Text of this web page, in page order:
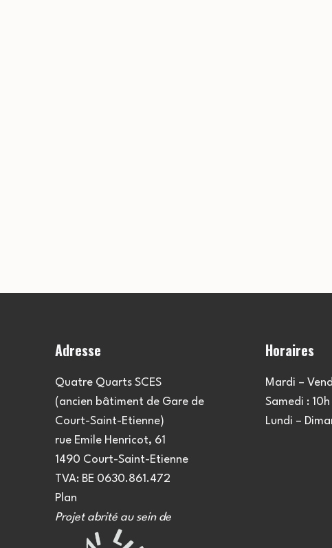
Adresse
Quatre Quarts SCES
(ancien bâtiment de Gare de
Court-Saint-Etienne)
rue Emile Henricot, 61
1490 Court-Saint-Etienne
TVA: BE 0630.861.472
Plan
Projet abrité au sein de
Horaires
Mardi –
Samedi :
Lundi –